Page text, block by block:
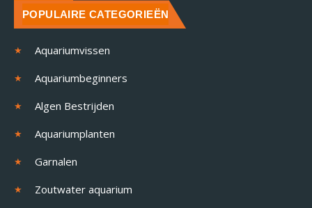
POPULAIRE CATEGORIEËN
Aquariumvissen
Aquariumbeginners
Algen Bestrijden
Aquariumplanten
Garnalen
Zoutwater aquarium